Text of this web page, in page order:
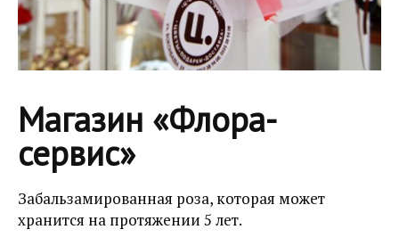
Магазин «Флора-
сервис»
Забальзамированная роза, которая может
хранится на протяжении 5 лет.